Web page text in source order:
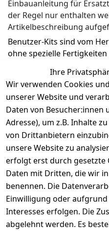
Einbauanleitung für
der Regel nur enthalten
Artikelbeschreibung
Benutzer-Kits sind vom
ohne spezielle
Ihre
Wir verwenden Cookies
unserer Website und
Daten von Besucher:innen
Adresse), um z.B. Inhalte
von Drittanbietern
unsere Website zu
erfolgt erst durch gesetzte
Daten mit Dritten, die wir
benennen. Die
Einwilligung oder
Interesses erfolgen. Die
abgelehnt werden. Es
Rechtliches
AGB
Datenschutze
Barrierefreihe
itserklärung
Widerrufsbele
Kontakt
Prilux Print
Solutions
Wilhem-
Leuschner-Str.
19
D-63322
Rödermark